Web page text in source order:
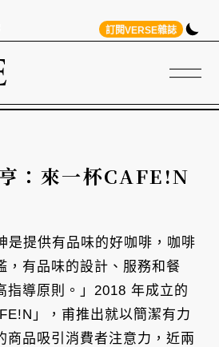
訂閱VERSE雜誌
：來一杯CAFE!N
是提供有品味的好咖啡，咖啡
，有品味的設計、服務和餐
指導原則。」2018 年成立的
」，甫推出就以簡潔有力
商品吸引消費者注意力，近兩